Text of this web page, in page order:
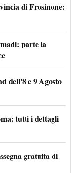
di Frosinone:
parte la
dell'8 e 9 Agosto
tutti i dettagli
gratuita di